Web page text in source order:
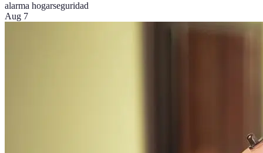
alarma hogarseguridad
Aug 7